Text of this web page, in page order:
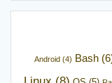
Android (4) Bash